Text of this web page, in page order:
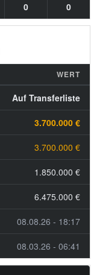
0 0
WERT
Auf Transferliste
3.700.000 €
3.700.000 €
1.850.000 €
6.475.000 €
08.08.26 - 18:17
08.03.26 - 06:41